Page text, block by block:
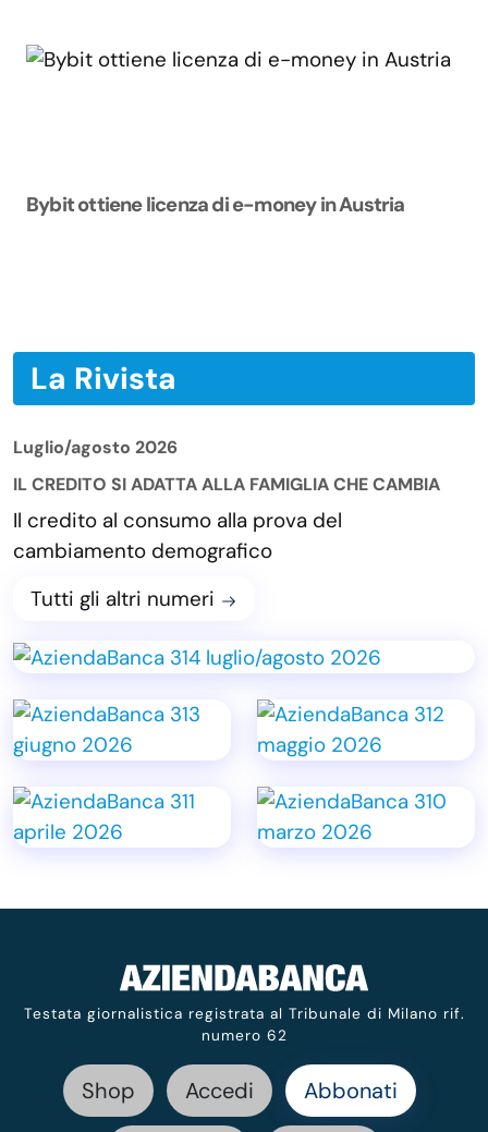
Bybit ottiene licenza di e-money in Austria
La Rivista
Luglio/agosto 2026
IL CREDITO SI ADATTA ALLA FAMIGLIA CHE CAMBIA
Il credito al consumo alla prova del
cambiamento demografico
Tutti gli altri numeri
Testata giornalistica registrata al Tribunale di Milano rif.
numero 62
Shop Accedi Abbonati